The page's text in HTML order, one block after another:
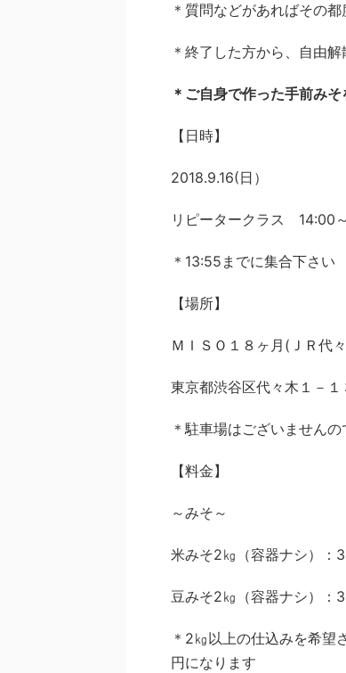
＊質問などがあればその
＊終了した方から、自由
＊ご自身で作った手前み
【日時】
2018.9.16(日）
リピータークラス 14:00
＊13:55までに集合下さい
【場所】
ＭＩＳＯ１８ヶ月(ＪＲ代
東京都渋谷区代々木１－１
＊駐車場はございません
【料金】
～みそ～
米みそ2㎏（容器ナシ）：
豆みそ2㎏（容器ナシ）：
＊2㎏以上の仕込みを希望
円になります